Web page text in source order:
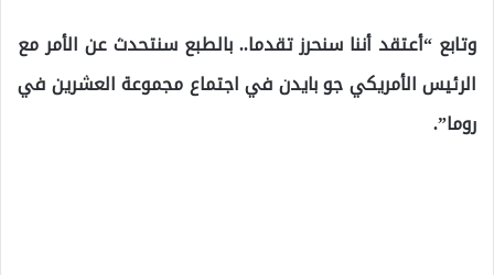
وتابع “أعتقد أننا سنحرز تقدما.. بالطبع سنتحدث عن الأمر مع
الرئيس الأمريكي جو بايدن في اجتماع مجموعة العشرين في
روما”.